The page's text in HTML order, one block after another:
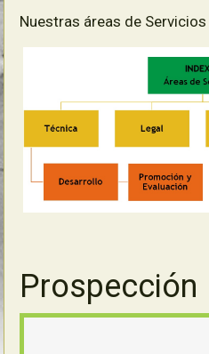
Nuestras áreas de
Prospección